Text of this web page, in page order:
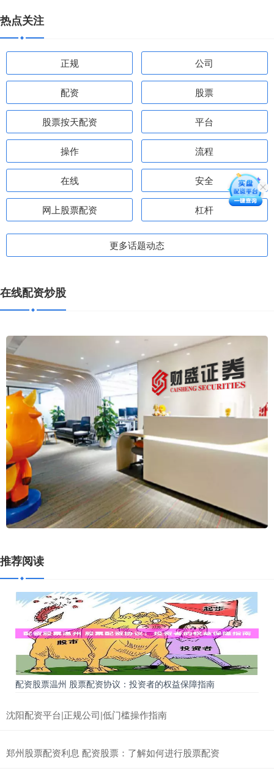
热点关注
正规 公司
配资 股票
股票按天配资 平台
操作 流程
在线 安全
网上股票配资 杠杆
更多话题动态
在线配资炒股
推荐阅读
配资股票温州 股票配资协议：投资者的权益保障指南
沈阳配资平台|正规公司|低门槛操作指南
郑州股票配资利息 配资股票：了解如何进行股票配资